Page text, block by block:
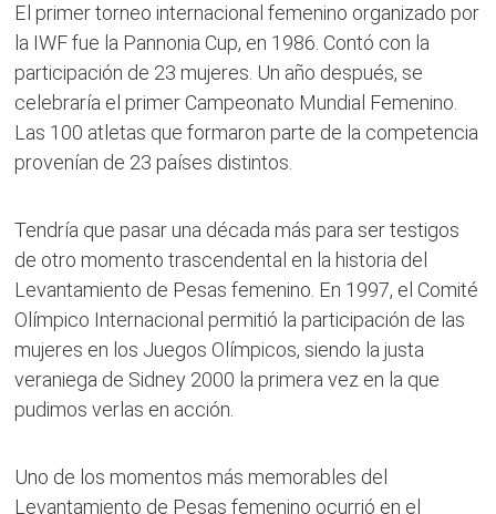
El primer torneo internacional femenino organizado por
la IWF fue la Pannonia Cup, en 1986. Contó con la
participación de 23 mujeres. Un año después, se
celebraría el primer Campeonato Mundial Femenino.
Las 100 atletas que formaron parte de la competencia
provenían de 23 países distintos.
Tendría que pasar una década más para ser testigos
de otro momento trascendental en la historia del
Levantamiento de Pesas femenino. En 1997, el Comité
Olímpico Internacional permitió la participación de las
mujeres en los Juegos Olímpicos, siendo la justa
veraniega de Sidney 2000 la primera vez en la que
pudimos verlas en acción.
Uno de los momentos más memorables del
Levantamiento de Pesas femenino ocurrió en el